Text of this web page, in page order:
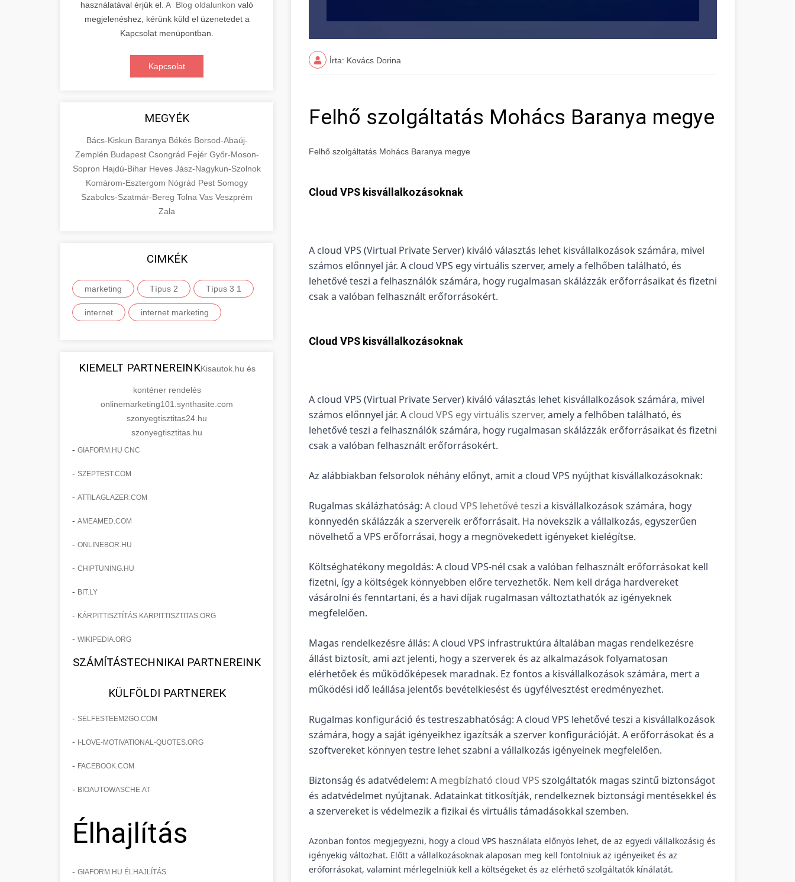
használatával érjük el. A Blog oldalunkon való
megjelenéshez, kérünk küld el üzenetedet a
Kapcsolat menüpontban.
Kapcsolat
MEGYÉK
Bács-Kiskun Baranya Békés Borsod-Abaúj-
Zemplén Budapest Csongrád Fejér Győr-Moson-
Sopron Hajdú-Bihar Heves Jász-Nagykun-Szolnok
Komárom-Esztergom Nógrád Pest Somogy
Szabolcs-Szatmár-Bereg Tolna Vas Veszprém
Zala
CIMKÉK
marketing Típus 2 Típus 3 1
internet internet marketing
KIEMELT PARTNEREINKKisautok.hu és
konténer rendelés
onlinemarketing101.synthasite.com
szonyegtisztitas24.hu
szonyegtisztitas.hu
- GIAFORM.HU CNC
- SZEPTEST.COM
- ATTILAGLAZER.COM
- AMEAMED.COM
- ONLINEBOR.HU
- CHIPTUNING.HU
- BIT.LY
- KÁRPITTISZTÍTÁS KARPITTISZTITAS.ORG
- WIKIPEDIA.ORG
SZÁMÍTÁSTECHNIKAI PARTNEREINK
KÜLFÖLDI PARTNEREK
- SELFESTEEM2GO.COM
- I-LOVE-MOTIVATIONAL-QUOTES.ORG
- FACEBOOK.COM
- BIOAUTOWASCHE.AT
Élhajlítás
- GIAFORM.HU ÉLHAJLÍTÁS
Írta: Kovács Dorina
Felhő szolgáltatás Mohács Baranya megye
Felhő szolgáltatás Mohács Baranya megye
Cloud VPS kisvállalkozásoknak
A cloud VPS (Virtual Private Server) kiváló választás lehet kisvállalkozások számára, mivel
számos előnnyel jár. A cloud VPS egy virtuális szerver, amely a felhőben található, és
lehetővé teszi a felhasználók számára, hogy rugalmasan skálázzák erőforrásaikat és fizetni
csak a valóban felhasznált erőforrásokért.
Cloud VPS kisvállalkozásoknak
A cloud VPS (Virtual Private Server) kiváló választás lehet kisvállalkozások számára, mivel
számos előnnyel jár. A cloud VPS egy virtuális szerver, amely a felhőben található, és
lehetővé teszi a felhasználók számára, hogy rugalmasan skálázzák erőforrásaikat és fizetni
csak a valóban felhasznált erőforrásokért.
Az alábbiakban felsorolok néhány előnyt, amit a cloud VPS nyújthat kisvállalkozásoknak:
Rugalmas skálázhatóság: A cloud VPS lehetővé teszi a kisvállalkozások számára, hogy
könnyedén skálázzák a szervereik erőforrásait. Ha növekszik a vállalkozás, egyszerűen
növelhető a VPS erőforrásai, hogy a megnövekedett igényeket kielégítse.
Költséghatékony megoldás: A cloud VPS-nél csak a valóban felhasznált erőforrásokat kell
fizetni, így a költségek könnyebben előre tervezhetők. Nem kell drága hardvereket
vásárolni és fenntartani, és a havi díjak rugalmasan változtathatók az igényeknek
megfelelően.
Magas rendelkezésre állás: A cloud VPS infrastruktúra általában magas rendelkezésre
állást biztosít, ami azt jelenti, hogy a szerverek és az alkalmazások folyamatosan
elérhetőek és működőképesek maradnak. Ez fontos a kisvállalkozások számára, mert a
működési idő leállása jelentős bevételkiesést és ügyfélvesztést eredményezhet.
Rugalmas konfiguráció és testreszabhatóság: A cloud VPS lehetővé teszi a kisvállalkozások
számára, hogy a saját igényeikhez igazítsák a szerver konfigurációját. A erőforrásokat és a
szoftvereket könnyen testre lehet szabni a vállalkozás igényeinek megfelelően.
Biztonság és adatvédelem: A megbízható cloud VPS szolgáltatók magas szintű biztonságot
és adatvédelmet nyújtanak. Adatainkat titkosítják, rendelkeznek biztonsági mentésekkel és
a szervereket is védelmezik a fizikai és virtuális támadásokkal szemben.
Azonban fontos megjegyezni, hogy a cloud VPS használata előnyös lehet, de az egyedi vállalkozásig és
igényekig változhat. Előtt a vállalkozásoknak alaposan meg kell fontolniuk az igényeiket és az
erőforrásokat, valamint mérlegelniük kell a költségeket és az elérhető szolgáltatók kínálatát.